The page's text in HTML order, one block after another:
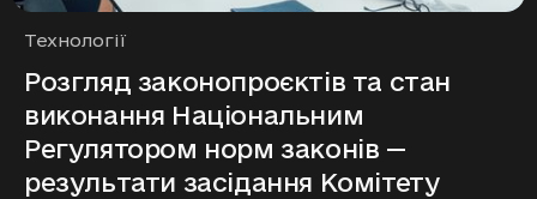
Рубрики
Технології
Розгляд законопроєктів та стан
виконання Національним
Регулятором норм законів —
результати засідання Комітету